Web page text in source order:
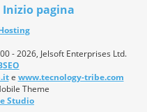
Inizio pagina
- 2026, Jelsoft Enterprises Ltd.
e www.tecnology-tribe.com
Theme
Studio